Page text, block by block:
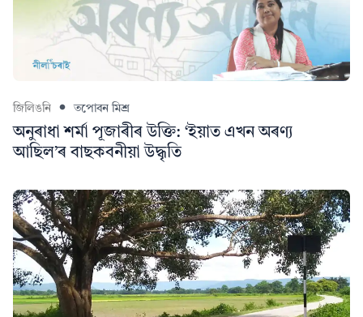
জিলিঙনি তপোবন মিশ্ৰ
অনুৰাধা শৰ্মা পূজাৰীৰ উক্তি: ‘ইয়াত এখন অৰণ্য
আছিল’ৰ বাছকবনীয়া উদ্ধৃতি